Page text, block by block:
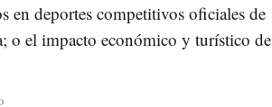
en deportes competitivos oficiales de
o el impacto económico y turístico de